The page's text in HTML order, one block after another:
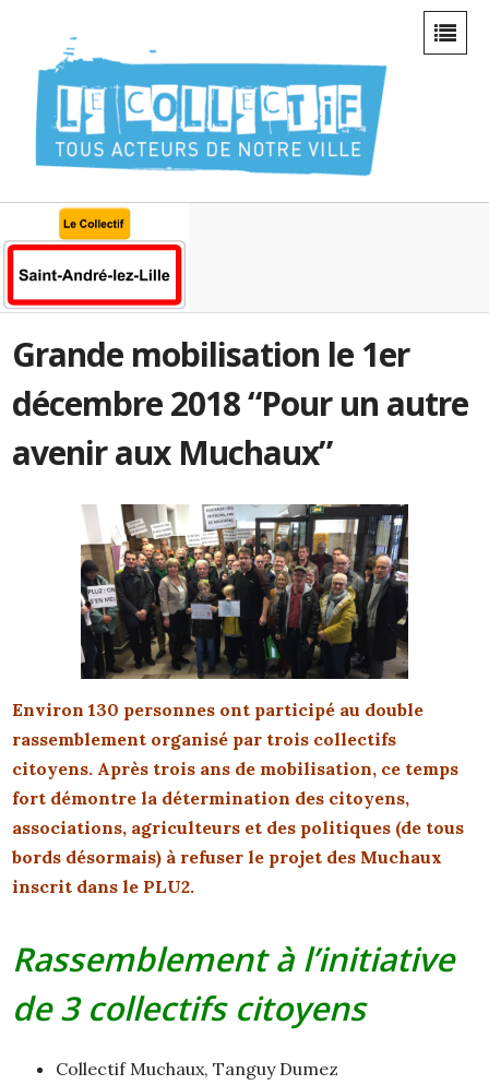
Grande mobilisation le 1er
décembre 2018 “Pour un autre
avenir aux Muchaux”
Environ 130 personnes ont participé au double
rassemblement organisé par trois collectifs
citoyens. Après trois ans de mobilisation, ce temps
fort démontre la détermination des citoyens,
associations, agriculteurs et des politiques (de tous
bords désormais) à refuser le projet des Muchaux
inscrit dans le PLU2.
Rassemblement à l’initiative
de 3 collectifs citoyens
Collectif Muchaux, Tanguy Dumez